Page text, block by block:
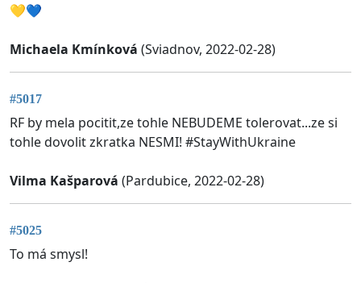
💛💙
Michaela Kmínková (Sviadnov, 2022-02-28)
#5017
RF by mela pocitit,ze tohle NEBUDEME tolerovat...ze si
tohle dovolit zkratka NESMI! #StayWithUkraine
Vilma Kašparová (Pardubice, 2022-02-28)
#5025
To má smysl!